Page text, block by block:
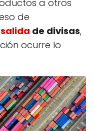
a otros
de
salida de divisas,
ocurre lo